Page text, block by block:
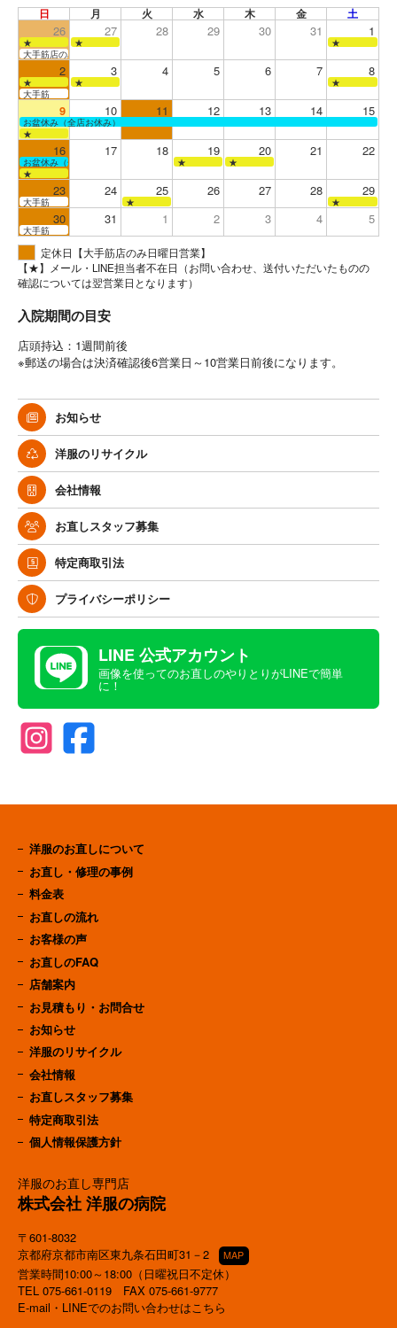
日 月 火 水 木 金 土
26 27 28 29 30 31 1
★ ★
★
大手筋店のみ営業
2 3 4 5 6 7 8
★ ★
★
大手筋
9 10 11 12 13 14 15
お盆休み（全店お休み）
★
16 17 18 19 20 21 22
お盆休み（全店お休み） ★
★
★
23 24 25 26 27 28 29
大手筋 ★ ★
30 31 1 2 3 4 5
大手筋
定休日【大手筋店のみ日曜日営業】
【★】メール・LINE担当者不在日（お問い合わせ、送付いただいたものの
確認については翌営業日となります）
入院期間の目安
店頭持込：1週間前後
※郵送の場合は決済確認後6営業日～10営業日前後になります。
お知らせ
洋服のリサイクル
会社情報
お直しスタッフ募集
特定商取引法
プライバシーポリシー
LINE 公式アカウント
画像を使ってのお直しのやりとりがLINEで簡単
に！
洋服のお直し専門店
株式会社 洋服の病院
〒601-8032
京都府京都市南区東九条石田町31－2
MAP
営業時間10:00～18:00（日曜祝日不定休）
TEL 075-661-0119 FAX 075-661-9777
E-mail・LINEでのお問い合わせはこちら
洋服のお直しについて
お直し・修理の事例
料金表
お直しの流れ
お客様の声
お直しのFAQ
店舗案内
お見積もり・お問合せ
お知らせ
洋服のリサイクル
会社情報
お直しスタッフ募集
特定商取引法
個人情報保護方針